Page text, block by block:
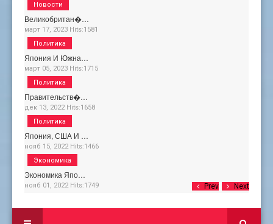
Prev Next
Великобритан�…
март 17, 2023 Hits:1581
Новости
Япония И Южна…
март 05, 2023 Hits:1715
Политика
Правительств�…
дек 13, 2022 Hits:1658
Политика
Япония, США И …
нояб 15, 2022 Hits:1466
Политика
Экономика Япо…
нояб 01, 2022 Hits:1749
Экономика